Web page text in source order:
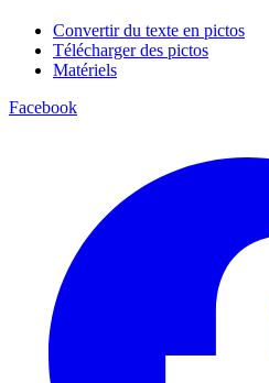
Convertir du texte en pictos
Télécharger des pictos
Matériels
Facebook